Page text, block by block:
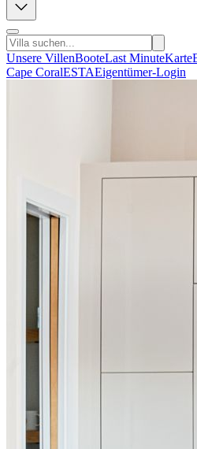
Unsere VillenBooteLast MinuteKarte
Cape CoralESTAEigentümer-Login